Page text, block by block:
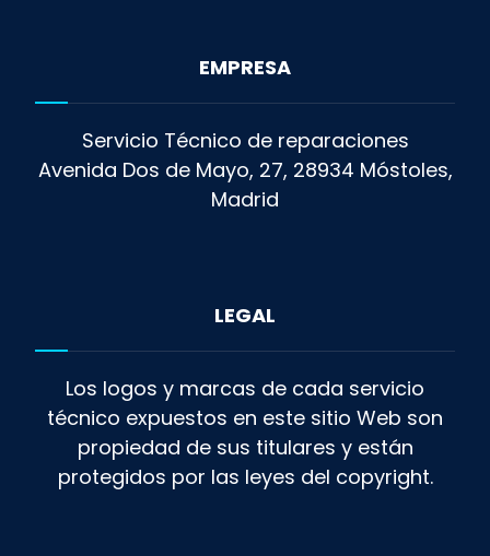
EMPRESA
Servicio Técnico de reparaciones
Avenida Dos de Mayo, 27, 28934 Móstoles,
Madrid
LEGAL
Los logos y marcas de cada servicio
técnico expuestos en este sitio Web son
propiedad de sus titulares y están
protegidos por las leyes del copyright.